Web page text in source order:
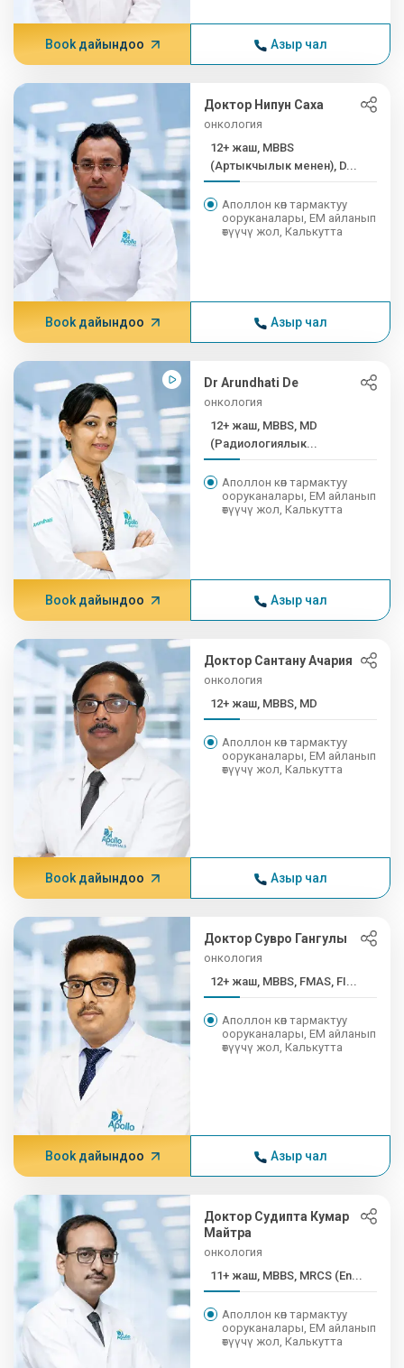
Book дайындоо Азыр чал
Доктор Нипун Саха
онкология
12+ жаш, MBBS
(Артыкчылык менен), D...
Аполлон көп тармактуу
ооруканалары, EM айланып
өтүүчү жол, Калькутта
Book дайындоо Азыр чал
Dr Arundhati De
онкология
12+ жаш, MBBS, MD
(Радиологиялык...
Аполлон көп тармактуу
ооруканалары, EM айланып
өтүүчү жол, Калькутта
Book дайындоо Азыр чал
Доктор Сантану Ачария
онкология
12+ жаш, MBBS, MD
Аполлон көп тармактуу
ооруканалары, EM айланып
өтүүчү жол, Калькутта
Book дайындоо Азыр чал
Доктор Сувро Гангулы
онкология
12+ жаш, MBBS, FMAS, FI...
Аполлон көп тармактуу
ооруканалары, EM айланып
өтүүчү жол, Калькутта
Book дайындоо Азыр чал
Доктор Судипта Кумар
Майтра
онкология
11+ жаш, MBBS, MRCS (En...
Аполлон көп тармактуу
ооруканалары, EM айланып
өтүүчү жол, Калькутта